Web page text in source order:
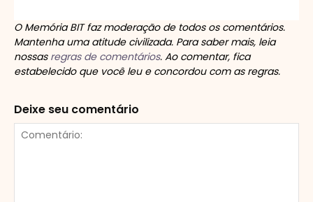
O Memória BIT faz moderação de todos os comentários.
Mantenha uma atitude civilizada. Para saber mais, leia
nossas regras de comentários. Ao comentar, fica
estabelecido que você leu e concordou com as regras.
Deixe seu comentário